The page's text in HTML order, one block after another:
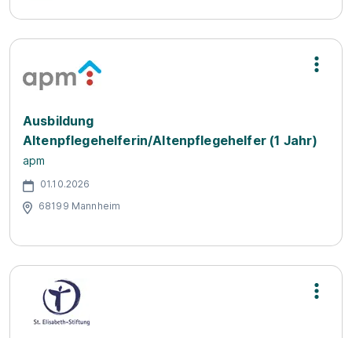
Ausbildung
Altenpflegehelferin/Altenpflegehelfer (1 Jahr)
apm
01.10.2026
68199 Mannheim